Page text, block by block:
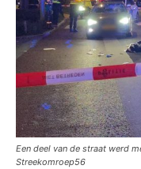
Een deel van de straat werd
Streekomroep56